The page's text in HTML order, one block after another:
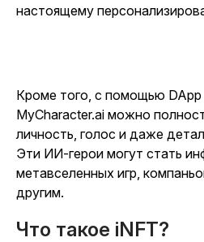
настоящему
Кроме того, с помощью
MyCharacter.ai можно
личность, голос и даже
Эти ИИ-герои могут стать
метавселенных игр,
другим.
Что такое iNFT?